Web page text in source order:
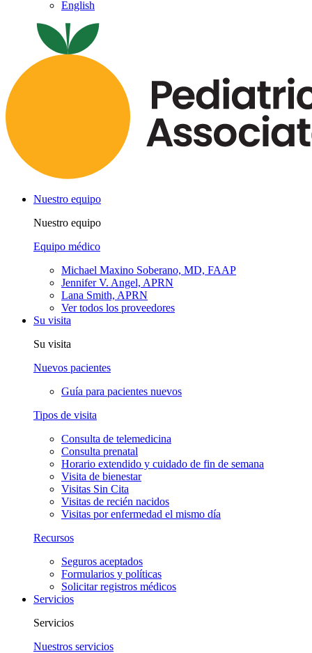
English
Nuestro equipo
Nuestro equipo
Equipo médico
Michael Maxino Soberano, MD, FAAP
Jennifer V. Angel, APRN
Lana Smith, APRN
Ver todos los proveedores
Su visita
Su visita
Nuevos pacientes
Guía para pacientes nuevos
Tipos de visita
Consulta de telemedicina
Consulta prenatal
Horario extendido y cuidado de fin de semana
Visita de bienestar
Visitas Sin Cita
Visitas de recién nacidos
Visitas por enfermedad el mismo día
Recursos
Seguros aceptados
Formularios y políticas
Solicitar registros médicos
Servicios
Servicios
Nuestros servicios